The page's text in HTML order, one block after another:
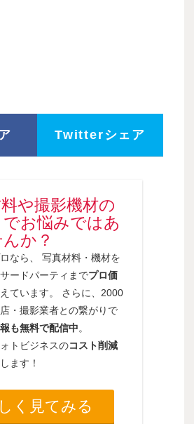
Twitterシェア
や撮影機材の
お悩みではあ
か？
なら、 写真材料・機材を
ードパーティまでプロ価
ています。 さらに、2000
・撮影業者との繋がりで
も無料で配信中。
トビジネスのコスト削減
ます！
く見てみる